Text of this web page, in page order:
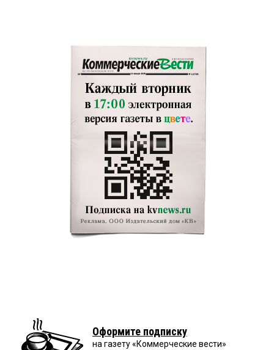
Оформите подписку
на газету «Коммерческие вести»